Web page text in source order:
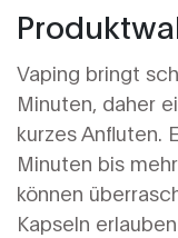
Vaping bringt
Minuten, daher
kurzes Anfluten.
Minuten bis
können
Kapseln